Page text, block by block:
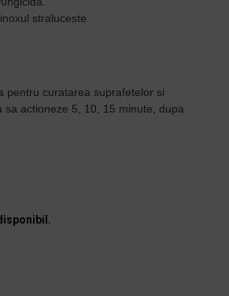
straluceste.
pentru curatarea suprafetelor si
actioneze 5, 10, 15 minute, dupa